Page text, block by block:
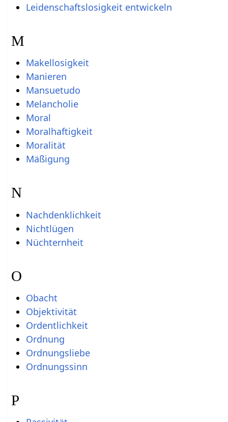
Leidenschaftslosigkeit entwickeln
M
Makellosigkeit
Manieren
Mansuetudo
Melancholie
Moral
Moralhaftigkeit
Moralität
Mäßigung
N
Nachdenklichkeit
Nichtlügen
Nüchternheit
O
Obacht
Objektivität
Ordentlichkeit
Ordnung
Ordnungsliebe
Ordnungssinn
P